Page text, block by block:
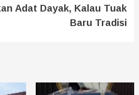
Adat Dayak, Kalau Tuak
Baru Tradisi